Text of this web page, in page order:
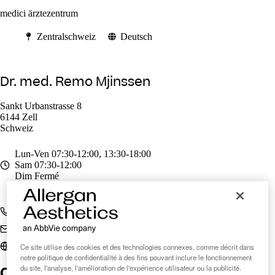
medici ärztezentrum
Zentralschweiz Deutsch
Dr. med. Remo Mjinssen
Sankt Urbanstrasse 8
6144 Zell
Schweiz
Lun-Ven 07:30-12:00, 13:30-18:00
Sam 07:30-12:00
Dim Fermé
+41 41 989 70 70
medici.zell@hin.ch
medici-zell.ch
Ce site utilise des cookies et des technologies connexes, comme décrit dans
notre politique de confidentialité à des fins pouvant inclure le fonctionnement
du site, l'analyse, l'amélioration de l'expérience utilisateur ou la publicité.